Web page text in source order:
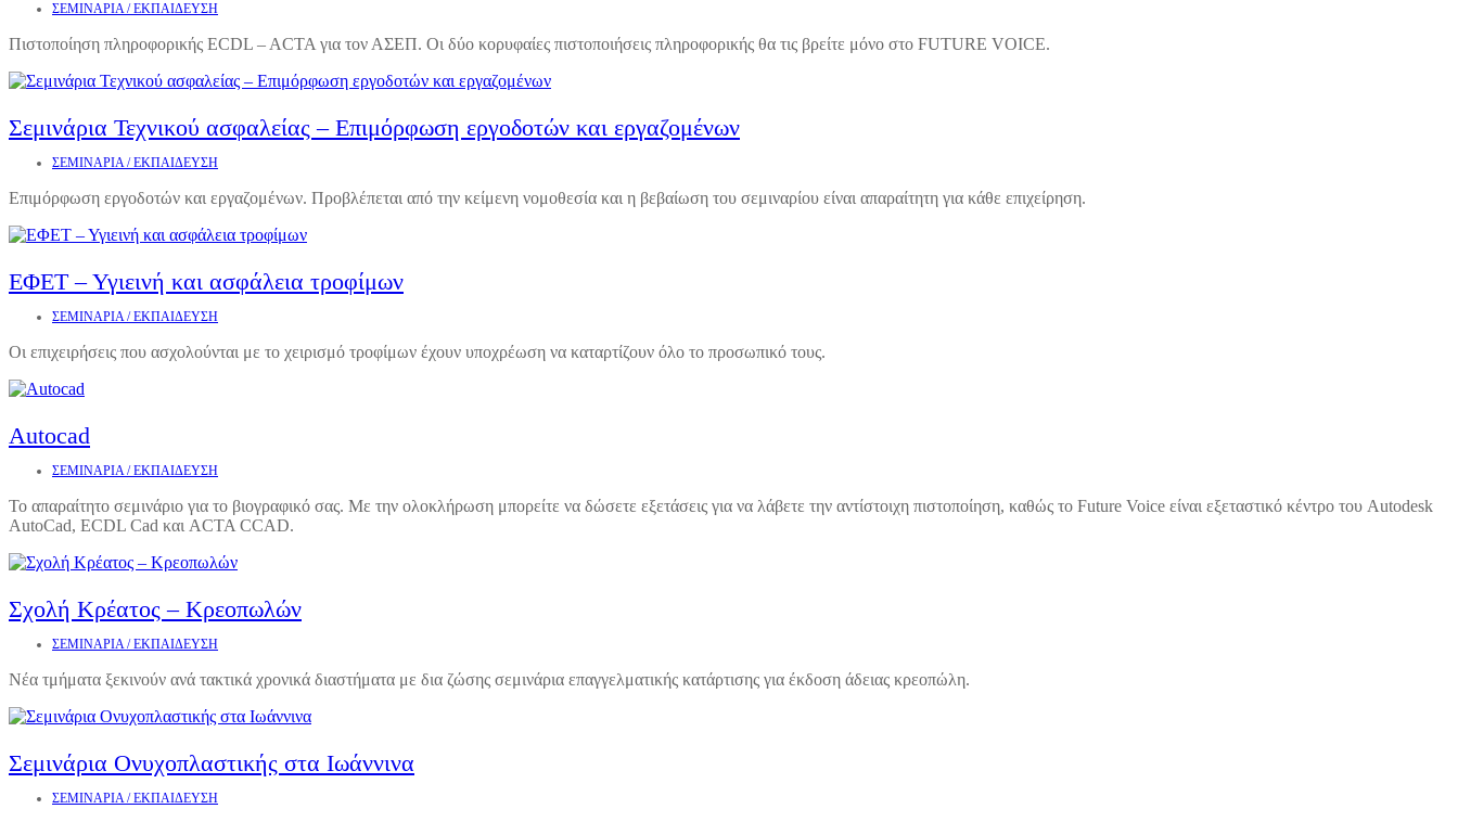
ΣΕΜΙΝΑΡΙΑ / ΕΚΠΑΙΔΕΥΣΗ
Πιστοποίηση πληροφορικής ECDL – ACTA για τον ΑΣΕΠ. Οι δύο κορυφαίες πιστοποιήσεις πληροφορικής θα τις βρείτε μόνο στο FUTURE VOICE.
Σεμινάρια Τεχνικού ασφαλείας – Επιμόρφωση εργοδοτών και εργαζομένων
ΣΕΜΙΝΑΡΙΑ / ΕΚΠΑΙΔΕΥΣΗ
Επιμόρφωση εργοδοτών και εργαζομένων. Προβλέπεται από την κείμενη νομοθεσία και η βεβαίωση του σεμιναρίου είναι απαραίτητη για κάθε επιχείρηση.
ΕΦΕΤ – Υγιεινή και ασφάλεια τροφίμων
ΣΕΜΙΝΑΡΙΑ / ΕΚΠΑΙΔΕΥΣΗ
Οι επιχειρήσεις που ασχολούνται με το χειρισμό τροφίμων έχουν υποχρέωση να καταρτίζουν όλο το προσωπικό τους.
Autocad
ΣΕΜΙΝΑΡΙΑ / ΕΚΠΑΙΔΕΥΣΗ
Το απαραίτητο σεμινάριο για το βιογραφικό σας. Με την ολοκλήρωση μπορείτε να δώσετε εξετάσεις για να λάβετε την αντίστοιχη πιστοποίηση, καθώς το Future Voice είναι εξεταστικό κέντρο του Autodesk
AutoCad, ECDL Cad και ACTA CCAD.
Σχολή Κρέατος – Κρεοπωλών
ΣΕΜΙΝΑΡΙΑ / ΕΚΠΑΙΔΕΥΣΗ
Νέα τμήματα ξεκινούν ανά τακτικά χρονικά διαστήματα με δια ζώσης σεμινάρια επαγγελματικής κατάρτισης για έκδοση άδειας κρεοπώλη.
Σεμινάρια Ονυχοπλαστικής στα Ιωάννινα
ΣΕΜΙΝΑΡΙΑ / ΕΚΠΑΙΔΕΥΣΗ